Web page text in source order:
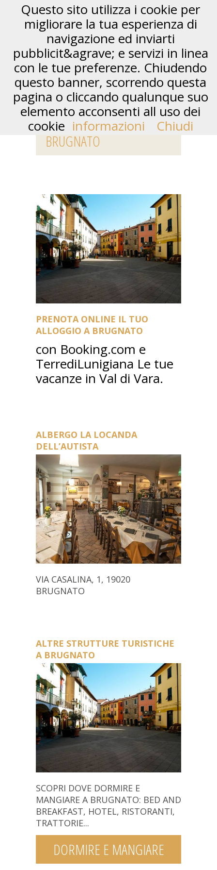
HOTEL E ALBERGHI A
BRUGNATO
PRENOTA ONLINE IL TUO
ALLOGGIO A BRUGNATO
con Booking.com e
TerrediLunigiana Le tue
vacanze in Val di Vara.
ALBERGO LA LOCANDA
DELL’AUTISTA
VIA CASALINA, 1, 19020
BRUGNATO
ALTRE STRUTTURE TURISTICHE
A BRUGNATO
SCOPRI DOVE DORMIRE E
MANGIARE A BRUGNATO: BED AND
BREAKFAST, HOTEL, RISTORANTI,
TRATTORIE...
DORMIRE E MANGIARE
Questo sito utilizza i cookie per
migliorare la tua esperienza di
navigazione ed inviarti
pubblicit&agrave; e servizi in linea
con le tue preferenze. Chiudendo
questo banner, scorrendo questa
pagina o cliccando qualunque suo
elemento acconsenti all uso dei
cookie informazioni Chiudi